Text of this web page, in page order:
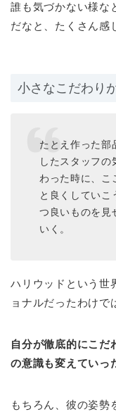
誰も気づかない様な
だなと、たくさん感
小さなこだわり
たとえ作った部
したスタッフ
わった時に、こ
と良くしてい
つ良いものを見
いく。
ハリウッドという世
ョナルだったわけで
自分が徹底的にこだ
の意識も変えていっ
もちろん、彼の姿勢